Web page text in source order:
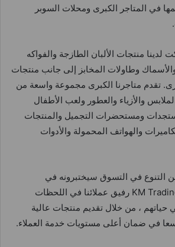
في المتاجر الكبرى ومحلات السوبر
منتجات الألبان الطازجة والفواكه
وطاولات المخابز إلى جانب منتجات
تقدم متاجرنا الكبرى مجموعة واسعة من
والأزياء والعطور ولعب الأطفال
ومستحضرات التجميل والمنتجات
والهواتف المحمولة والأدوات
التنوع في التسوق سيختبرونه في
متاجرنا. سوف تكون KM Trading رفيق عملائنا في اللحظات
حياتهم ، من خلال تقديم منتجات عالية
في ضمان أعلى مستويات خدمة العملاء.